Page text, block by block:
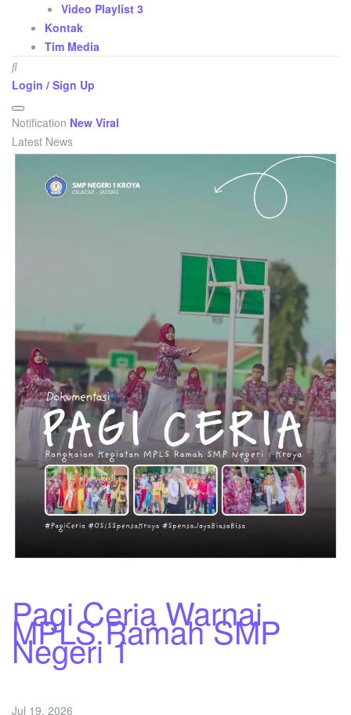
Video Playlist 3
Kontak
Tim Media
Login / Sign Up
Notification New Viral
Latest News
Pagi Ceria Warnai
MPLS Ramah SMP
Negeri 1
Jul 19, 2026